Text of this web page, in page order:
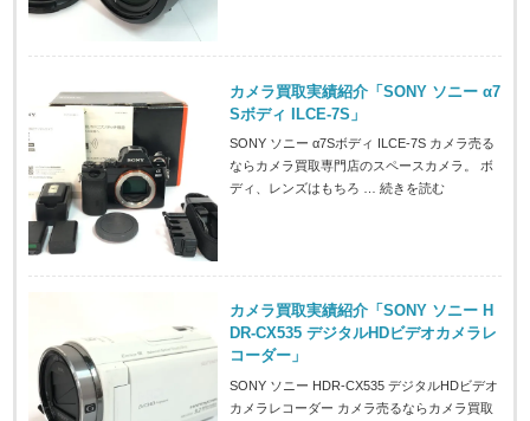
カメラ買取実績紹介「SONY ソニー α7
Sボディ ILCE-7S」
SONY ソニー α7Sボディ ILCE-7S カメラ売る
ならカメラ買取専門店のスペースカメラ。 ボ
ディ、レンズはもちろ …続きを読む
カメラ買取実績紹介「SONY ソニー H
DR-CX535 デジタルHDビデオカメラレ
コーダー」
SONY ソニー HDR-CX535 デジタルHDビデオ
カメラレコーダー カメラ売るならカメラ買取